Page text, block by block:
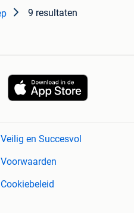
9 resultaten
Veilig en Succesvol
Voorwaarden
Cookiebeleid